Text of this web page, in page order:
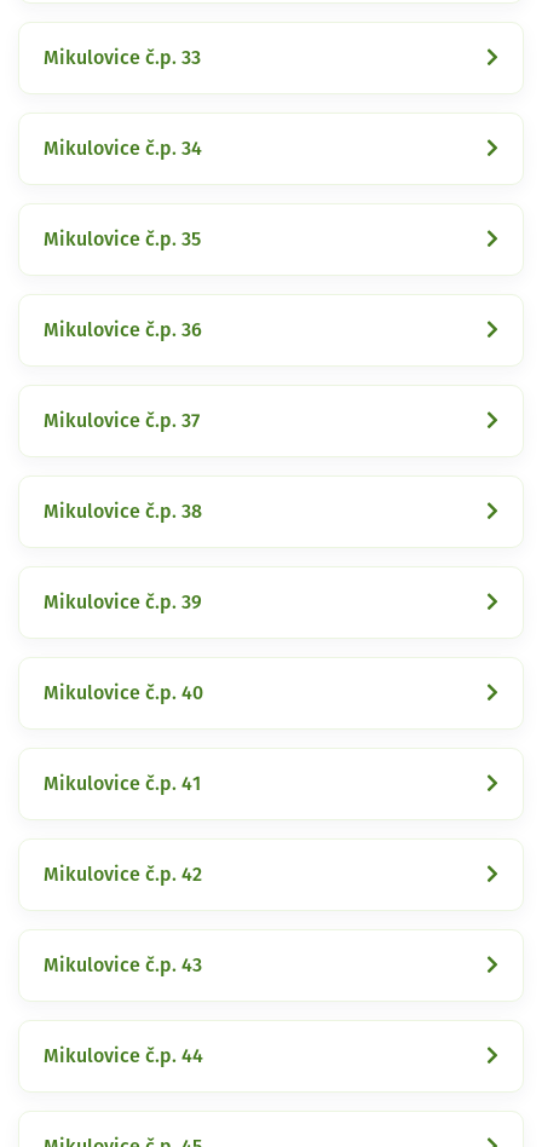
Mikulovice č.p. 33
Mikulovice č.p. 34
Mikulovice č.p. 35
Mikulovice č.p. 36
Mikulovice č.p. 37
Mikulovice č.p. 38
Mikulovice č.p. 39
Mikulovice č.p. 40
Mikulovice č.p. 41
Mikulovice č.p. 42
Mikulovice č.p. 43
Mikulovice č.p. 44